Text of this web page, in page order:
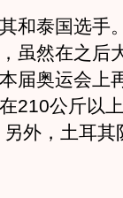
泰国选手
虽然在之后
届奥运会上
210公斤以
外，土耳其